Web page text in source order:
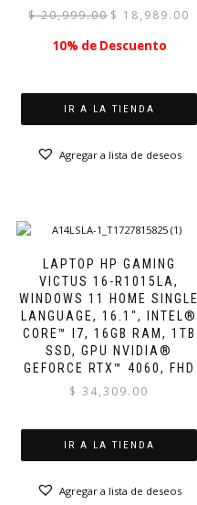
$20,999.00 El
original
$ 18,989.00
10% de Descuento
IR A LA TIENDA
Agregar a lista de deseos
LAPTOP HP GAMING
VICTUS 16-R1015LA,
WINDOWS 11 HOME SINGLE
LANGUAGE, 16.1″, INTEL®
CORE™ I7, 16GB RAM, 1TB
SSD, GPU NVIDIA®
GEFORCE RTX™ 4060, FHD
$ 34,309.00
IR A LA TIENDA
Agregar a lista de deseos